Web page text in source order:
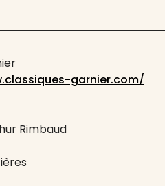
garnier.com/
Rimbaud